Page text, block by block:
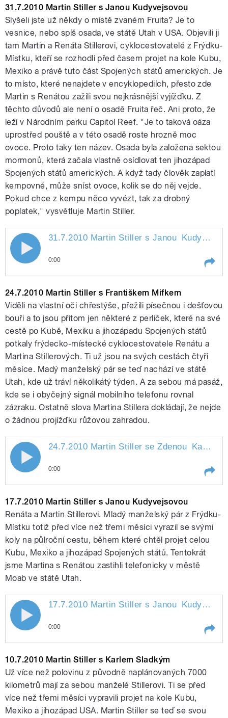
pause
31.7.2010 Martin Stiller s Janou Kudyvejsovou
Slyšeli jste už někdy o místě zvaném Fruita? Je to
vesnice, nebo spíš osada, ve státě Utah v USA. Objevili ji
tam Martin a Renáta Stillerovi, cyklocestovatelé z Frýdku-
Místku, kteří se rozhodli před časem projet na kole Kubu,
Mexiko a právě tuto část Spojených států amerických. Je
to místo, které nenajdete v encyklopediích, přesto zde
Martin s Renátou zažili svou nejkrásnější vyjížďku. Z
těchto důvodů ale není o osadě Fruita řeč. Ani proto, že
leží v Národním parku Capitol Reef. "Je to taková oáza
uprostřed pouště a v této osadě roste hrozně moc
ovoce. Proto taky ten název. Osada byla založena sektou
mormonů, která začala vlastně osídlovat ten jihozápad
Spojených států amerických. A když tady člověk zaplatí
kempovné, může sníst ovoce, kolik se do něj vejde.
Pokud chce z kempu něco vyvézt, tak za drobný
poplatek," vysvětluje Martin Stiller.
31.7.2010 Martin Stiller s Janou
Kudyvejsovou
pause
31.7.2010 Martin Stiller s Janou Kudyvejsovou
0:00
Janou
24.7.2010 Martin Stiller s Františkem Mifkem
Viděli na vlastní oči chřestýše, přežili písečnou i dešťovou
bouři a to jsou přitom jen některé z perliček, které na své
cestě po Kubě, Mexiku a jihozápadu Spojených států
potkaly frýdecko-místecké cyklocestovatele Renátu a
Martina Stillerových. Ti už jsou na svých cestách čtyři
měsíce. Madý manželský pár se teď nachází ve státě
Utah, kde už tráví několikátý týden. A za sebou má pasáž,
kde se i obyčejný signál mobilního telefonu rovnal
zázraku. Ostatně slova Martina Stillera dokládají, že nejde
o žádnou projížďku růžovou zahradou.
24.7.2010 Martin Stiller se Zdenou
Kabourkovou
pause
24.7.2010 Martin Stiller se Zdenou Kabourkovou
0:00
Zdenou
17.7.2010 Martin Stiller s Janou Kudyvejsovou
Renáta a Martin Stillerovi. Mladý manželský pár z Frýdku-
Místku totiž před více než třemi měsíci vyrazil se svými
koly na půlroční cestu, během které chtěl projet celou
Kubu, Mexiko a jihozápad Spojených států. Tentokrát
jsme Martina s Renátou zastihli telefonicky v městě
Moab ve státě Utah.
17.7.2010 Martin Stiller s Janou
Kudyvejsovou
17.7.2010 Martin Stiller s Janou Kudyvejsovou
0:00
Janou
10.7.2010 Martin Stiller s Karlem Sladkým
Už více než polovinu z původně naplánovaných 7000
kilometrů mají za sebou manželé Stillerovi. Ti se před
více než třemi měsíci vypravili projet na kole Kubu,
Mexiko a jihozápad USA. Martin Stiller se teď se svou